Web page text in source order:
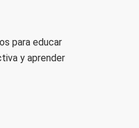
para educar
y aprender